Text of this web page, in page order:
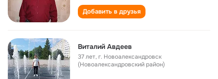
Добавить в друзья
Виталий Авдеев
37 лет,г. Новоалександровск
(Новоалександровский район)